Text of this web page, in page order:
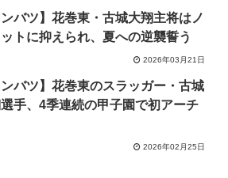
ンバツ】花巻東・古城大翔主将はノ
トに抑えられ、夏への逆襲誓う
2026年03月21日
ンバツ】花巻東のスラッガー・古城
手、4季連続の甲子園で初アーチ
2026年02月25日